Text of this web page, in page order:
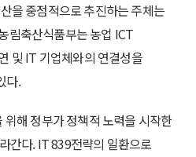
을 중점적으로 추진하는 주체는
림축산식품부는 농업 ICT
및 IT 기업체와의 연결성을
다.
해 정부가 정책적 노력을 시작한
간다. IT 839전략의 일환으로